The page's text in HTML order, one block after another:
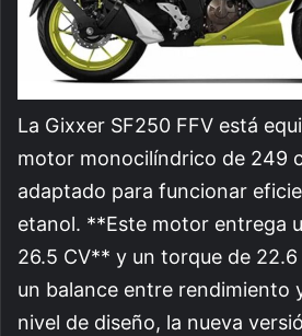
La Gixxer SF250 FFV está
motor monocilíndrico de 249
adaptado para funcionar
etanol. **Este motor entrega
26.5 CV** y un torque de
un balance entre rendimiento
nivel de diseño, la nueva